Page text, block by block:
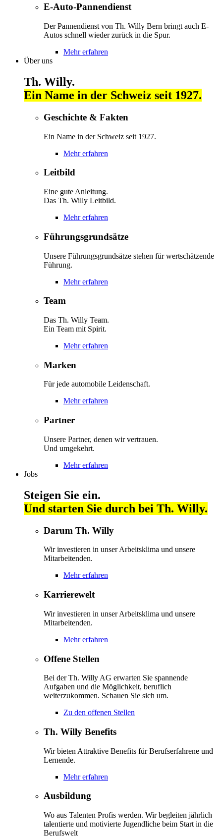
E-Auto-Pannendienst
Der Pannendienst von Th. Willy Bern bringt auch E-
Autos schnell wieder zurück in die Spur.
Mehr erfahren
Über uns
Th. Willy.
Ein Name in der Schweiz seit 1927.
Geschichte & Fakten
Ein Name in der Schweiz seit 1927.
Mehr erfahren
Leitbild
Eine gute Anleitung.
Das Th. Willy Leitbild.
Mehr erfahren
Führungsgrundsätze
Unsere Führungsgrundsätze stehen für wertschätzende
Führung.
Mehr erfahren
Team
Das Th. Willy Team.
Ein Team mit Spirit.
Mehr erfahren
Marken
Für jede automobile Leidenschaft.
Mehr erfahren
Partner
Unsere Partner, denen wir vertrauen.
Und umgekehrt.
Mehr erfahren
Jobs
Steigen Sie ein.
Und starten Sie durch bei Th. Willy.
Darum Th. Willy
Wir investieren in unser Arbeitsklima und unsere
Mitarbeitenden.
Mehr erfahren
Karrierewelt
Wir investieren in unser Arbeitsklima und unsere
Mitarbeitenden.
Mehr erfahren
Offene Stellen
Bei der Th. Willy AG erwarten Sie spannende
Aufgaben und die Möglichkeit, beruflich
weiterzukommen. Schauen Sie sich um.
Zu den offenen Stellen
Th. Willy Benefits
Wir bieten Attraktive Benefits für Berufserfahrene und
Lernende.
Mehr erfahren
Ausbildung
Wo aus Talenten Profis werden. Wir begleiten jährlich
talentierte und motivierte Jugendliche beim Start in die
Berufswelt